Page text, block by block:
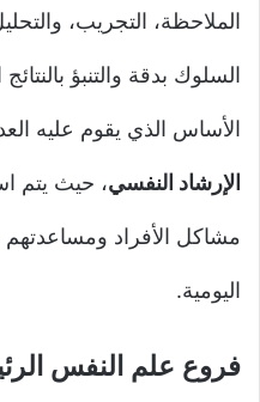
الملاحظة، التجريب،
السلوك بدقة والتنبؤ
الأساس الذي يقوم عليه
الإرشاد النفسي، حيث يتم
مشاكل الأفراد
اليومية.
فروع علم النفس